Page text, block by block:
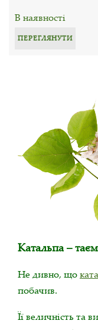
В наявності
ПЕРЕГЛЯНУТИ
Катальпа –
Не дивно, що
побачив.
Її величність та